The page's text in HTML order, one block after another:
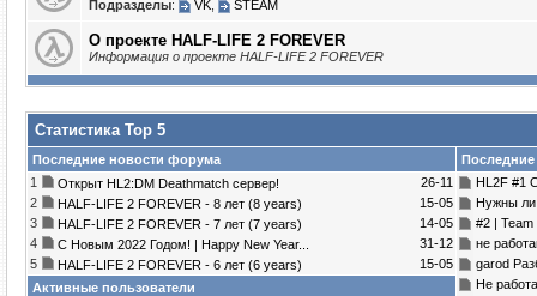
Подразделы: VK STEAM
О проекте HALF-LIFE 2 FOREVER
Информация о проекте HALF-LIFE 2 FOREVER
Статистика Top 5
Последние новости форума
1
Открыт HL2:DM Deathmatch сервер!
26-11
2
HALF-LIFE 2 FOREVER - 8 лет (8 years)
15-05
3
HALF-LIFE 2 FOREVER - 7 лет (7 years)
14-05
4
С Новым 2022 Годом! | Happy New Year...
31-12
5
HALF-LIFE 2 FOREVER - 6 лет (6 years) 15-05
HL2F #1
Нужны ли
#2 |
не
garod
Не
Активные пользователи